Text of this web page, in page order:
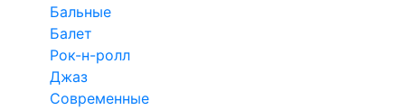
Бальные
Балет
Рок-н-ролл
Джаз
Современные